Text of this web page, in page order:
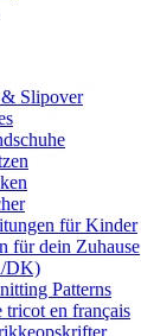
Slipover
für Kinder
für dein Zuhause
DK)
Patterns
tricot en français